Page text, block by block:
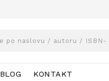
BLOG KONTAKT